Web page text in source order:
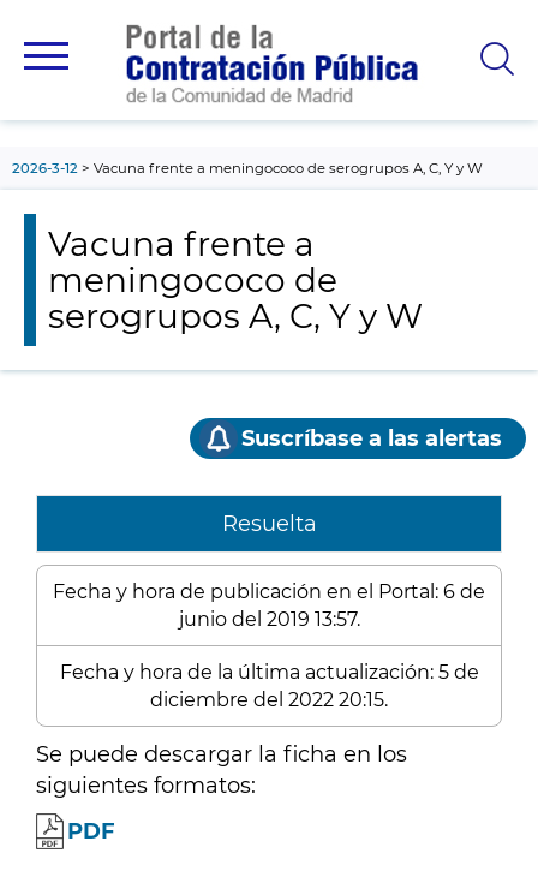
principal
2026-3-12 Vacuna frente a meningococo de serogrupos A, C, Y y W
Vacuna frente a
meningococo de
serogrupos A, C, Y y W
Suscríbase a las alertas
Resuelta
Fecha y hora de publicación en el Portal: 6 de
junio del 2019 13:57.
Fecha y hora de la última actualización: 5 de
diciembre del 2022 20:15.
Se puede descargar la ficha en los
siguientes formatos:
PDF